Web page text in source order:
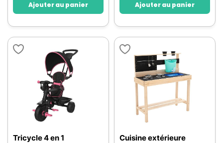
Ajouter au panier Ajouter au panier
Tricycle 4 en 1
Cuisine extérieure